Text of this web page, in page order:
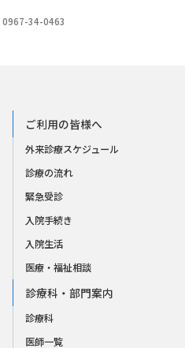
0967-34-0463
ご利用の皆様へ
外来診療スケジュール
診療の流れ
緊急受診
入院手続き
入院生活
医療・福祉相談
診療科・部門案内
診療科
医師一覧